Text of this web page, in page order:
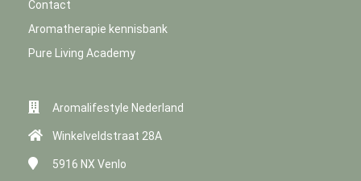
Contact
Aromatherapie kennisbank
Pure Living Academy
Aromalifestyle Nederland
Winkelveldstraat 28A
5916 NX Venlo